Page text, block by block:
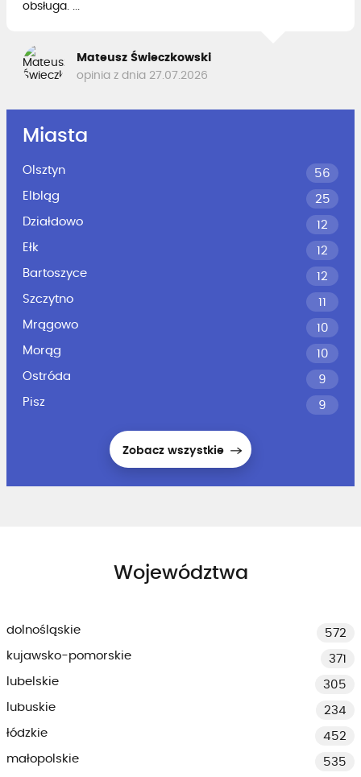
obsługa. ...
Mateusz Świeczkowski
opinia z dnia 27.07.2026
Miasta
Olsztyn
56
Elbląg
25
Działdowo
12
Ełk
12
Bartoszyce
12
Szczytno
11
Mrągowo
10
Morąg
10
Ostróda
9
Pisz
9
Zobacz wszystkie
Województwa
dolnośląskie
572
kujawsko-pomorskie
371
lubelskie
305
lubuskie
234
łódzkie
452
małopolskie
535